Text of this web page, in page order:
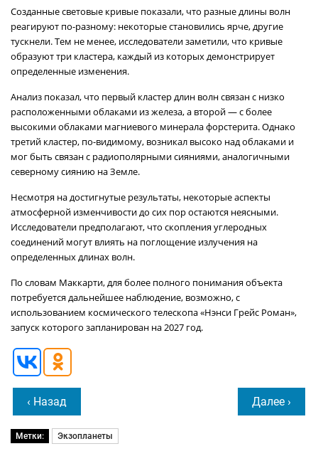
Созданные световые кривые показали, что разные длины волн
реагируют по-разному: некоторые становились ярче, другие
тускнели. Тем не менее, исследователи заметили, что кривые
образуют три кластера, каждый из которых демонстрирует
определенные изменения.
Анализ показал, что первый кластер длин волн связан с низко
расположенными облаками из железа, а второй — с более
высокими облаками магниевого минерала форстерита. Однако
третий кластер, по-видимому, возникал высоко над облаками и
мог быть связан с радиополярными сияниями, аналогичными
северному сиянию на Земле.
Несмотря на достигнутые результаты, некоторые аспекты
атмосферной изменчивости до сих пор остаются неясными.
Исследователи предполагают, что скопления углеродных
соединений могут влиять на поглощение излучения на
определенных длинах волн.
По словам Маккарти, для более полного понимания объекта
потребуется дальнейшее наблюдение, возможно, с
использованием космического телескопа «Нэнси Грейс Роман»,
запуск которого запланирован на 2027 год.
‹ Назад Далее ›
Метки: Экзопланеты